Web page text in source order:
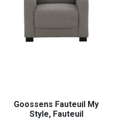
Goossens Fauteuil My
Style, Fauteuil